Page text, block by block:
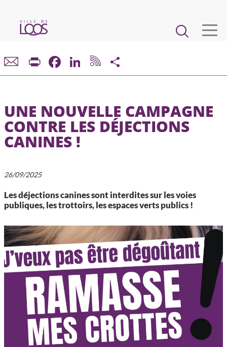
contenu
Main
navigation
VIE MUNICIPALE
CADRE DE VIE ET URBANISME
ECONOMIE ET EMPLOI
ENFANCE, JEUNESSE, ÉDUCATION, RESTAURATION
CULTURE, SPORT, ASSOCIATIONS
CCAS, SOLIDARITÉ ET SANTÉ
POLICE MUNICIPALE
Print FacebookLinkedIn
UNE NOUVELLE CAMPAGNE
CONTRE LES DÉJECTIONS
CANINES !
26/09/2025
Les déjections canines sont interdites sur les voies
publiques, les trottoirs, les espaces verts publics !